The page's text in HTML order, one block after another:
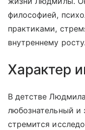
философией,
практиками,
внутреннему росту.
Характер
В детстве
любознательный и
стремится